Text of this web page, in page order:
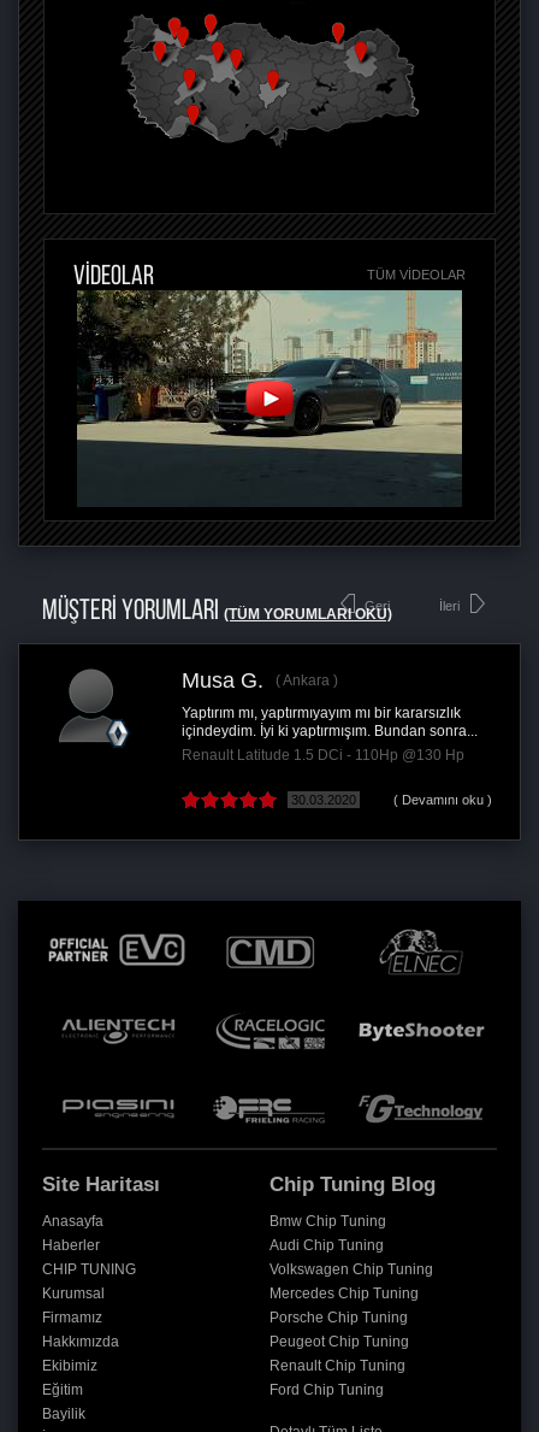
VİDEOLAR TÜM VIDEOLAR
MÜŞTERİ YORUMLARI (TÜM YORUMLARI OKU)
Geri
Musa G.
Ankara
Yaptırım mı, yaptırmıyayım mı bir kararsızlık
içindeydim. İyi ki yaptırmışım. Bundan sonra...
Renault Latitude 1.5 DCi - 110Hp @130 Hp
30.03.2020 ( Devamını oku )
İleri
Site Haritası
Anasayfa
Haberler
CHIP TUNING
Kurumsal
Firmamız
Hakkımızda
Ekibimiz
Eğitim
Bayilik
Chip Tuning Blog
Bmw Chip Tuning
Audi Chip Tuning
Volkswagen Chip Tuning
Mercedes Chip Tuning
Porsche Chip Tuning
Peugeot Chip Tuning
Renault Chip Tuning
Ford Chip Tuning